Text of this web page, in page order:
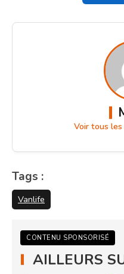
Voir tous
Tags :
Vanlife
CONTENU SPONSORISÉ
AILLEURS